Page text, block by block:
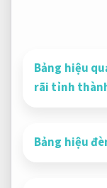
Bảng hiệu
rãi tỉnh
Bảng hiệu